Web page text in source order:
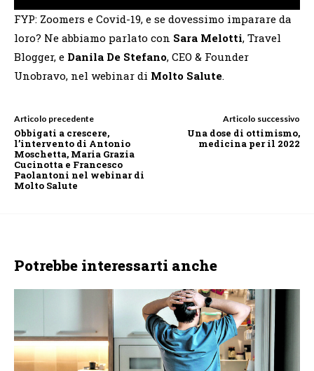
FYP: Zoomers e Covid-19, e se dovessimo imparare da
loro? Ne abbiamo parlato con Sara Melotti, Travel
Blogger, e Danila De Stefano, CEO & Founder
Unobravo, nel webinar di Molto Salute.
Articolo precedente
Obbigati a crescere,
l’intervento di Antonio
Moschetta, Maria Grazia
Cucinotta e Francesco
Paolantoni nel webinar di
Molto Salute
Articolo successivo
Una dose di ottimismo,
medicina per il 2022
Potrebbe interessarti anche